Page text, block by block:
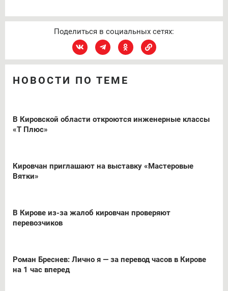
Поделиться в социальных сетях:
НОВОСТИ ПО ТЕМЕ
В Кировской области откроются инженерные классы
«Т Плюс»
Кировчан приглашают на выставку «Мастеровые
Вятки»
В Кирове из-за жалоб кировчан проверяют
перевозчиков
Роман Бреснев: Лично я — за перевод часов в Кирове
на 1 час вперед